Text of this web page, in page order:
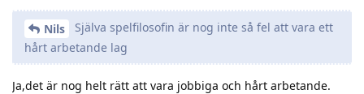
Nils
Själva spelfilosofin är nog inte så fel att vara ett
hårt arbetande lag
Ja,det är nog helt rätt att vara jobbiga och hårt arbetande.